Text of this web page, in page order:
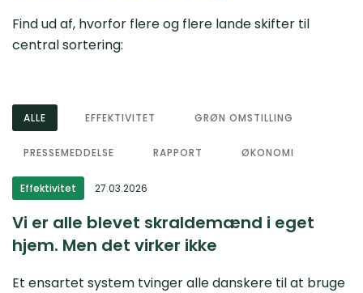
Find ud af, hvorfor flere og flere lande skifter til
central sortering:
ALLE EFFEKTIVITET GRØN OMSTILLING
PRESSEMEDDELSE RAPPORT ØKONOMI
Effektivitet 27.03.2026
Vi er alle blevet skraldemænd i eget
hjem. Men det virker ikke
Et ensartet system tvinger alle danskere til at bruge